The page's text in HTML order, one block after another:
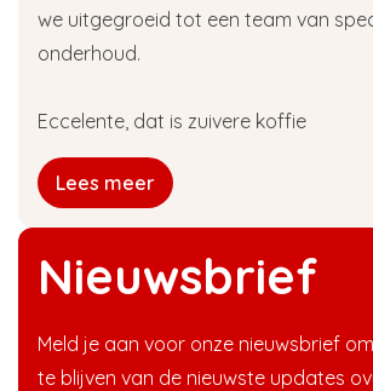
Nieuwsbrief
Meld je aan voor onze nieuwsbrief
te blijven van de nieuwste updates
we uitgegroeid tot een team van
onderhoud.
Eccelente, dat is zuivere koffie
Lees meer